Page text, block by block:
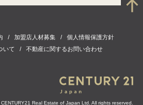
加盟店人材募集
個人情報保護方針
いて
不動産に関するお問い合わせ
CENTURY21 Real Estate of Japan Ltd. All rights reserved.